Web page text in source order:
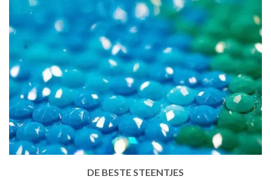
DE BESTE STEENTJES